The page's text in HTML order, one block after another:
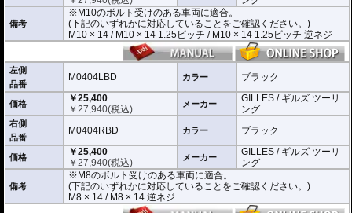
をご確認ください。
M10 × 14 / M10 × 14 1.25ピッチ / M10 × 14 1.25ピッチ 逆ネジ
M0404LBD / M0404RBD : M8のボルト受けのある車両に適合
※車体側のミラーの取り付け部分が下記のいずれかのネジに対応していること
M8 × 14 / M8 × 14 逆ネジ
※取付箇所の状況や干渉するものがないかなど、あらかじめ寸法図を参考に実
車にて事前にご確認願います。
備考
※M10のボルト受けのある車両に適合。
(下記のいずれかに対応していることをご確認ください。)
M10 × 14 / M10 × 14 1.25ピッチ / M10 × 14 1.25ピッチ 逆ネジ
左側
品番
M0404LBD カラー ブラック
価格
￥25,400
￥27,940(税込) メーカー
GILLES / ギルズ ツーリ
ング
右側
品番
M0404RBD カラー ブラック
価格
￥25,400
￥27,940(税込) メーカー
GILLES / ギルズ ツーリ
ング
備考
※M8のボルト受けのある車両に適合。
(下記のいずれかに対応していることをご確認ください。)
M8 × 14 / M8 × 14 逆ネジ